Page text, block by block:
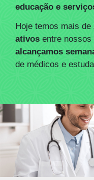
educação e
Hoje temos mais de
ativos entre
alcançamos
de médicos e